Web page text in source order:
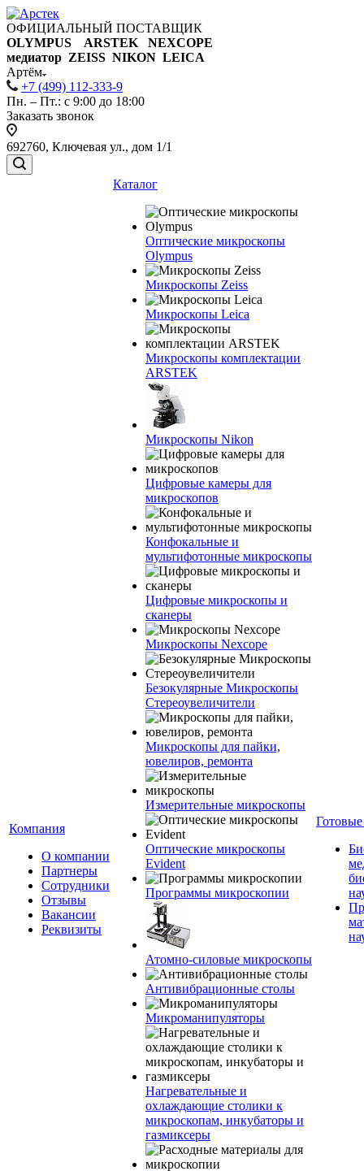
ОФИЦИАЛЬНЫЙ ПОСТАВЩИК
OLYMPUS ARSTEK NEXCOPE
медиатор ZEISS NIKON LEICA
Артём
+7 (499) 112-333-9
Пн. – Пт.: с 9:00 до 18:00
Заказать звонок
692760, Ключевая ул., дом 1/1
Компания
О компании
Партнеры
Сотрудники
Отзывы
Вакансии
Реквизиты
Каталог
Оптические микроскопы
Olympus
Микроскопы Zeiss
Микроскопы Leica
Микроскопы комплектации
ARSTEK
Микроскопы Nikon
Цифровые камеры для
микроскопов
Конфокальные и
мультифотонные микроскопы
Цифровые микроскопы и
сканеры
Микроскопы Nexcope
Безокулярные Микроскопы
Стереоувеличители
Микроскопы для пайки,
ювелиров, ремонта
Измерительные микроскопы
Оптические микроскопы
Evident
Программы микроскопии
Атомно-силовые микроскопы
Антивибрационные столы
Микроманипуляторы
Нагревательные и
охлаждающие столики к
микроскопам, инкубаторы и
газмиксеры